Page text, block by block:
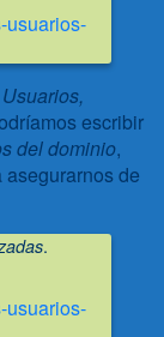
escribir
del dominio,
de
.